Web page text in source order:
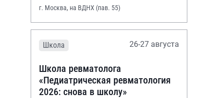
г. Москва, на ВДНХ (пав. 55)
Школа 26-27 августа
Школа ревматолога
«Педиатрическая ревматология
2026: снова в школу»